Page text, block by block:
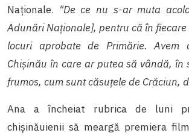
Naționale. "De ce nu s-ar muta
Adunări Naționale], pentru că în
locuri aprobate de Primărie. Avem
Chișinău în care ar putea să vândă, în
frumos, cum sunt căsuțele de Crăciun,
Ana a încheiat rubrica de luni
chișinăuienii să meargă premiera